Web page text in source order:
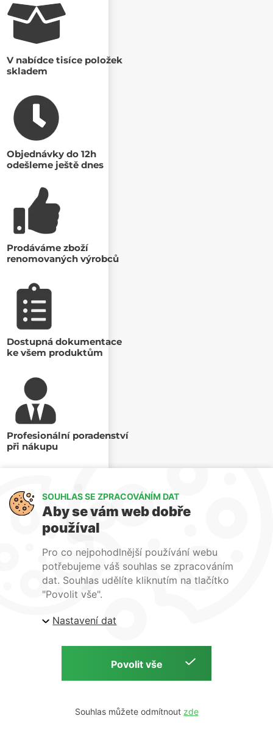
V nabídce tisíce položek
skladem
Objednávky do 12h
odešleme ještě dnes
Prodáváme zboží
renomovaných výrobců
Dostupná dokumentace
ke všem produktům
Profesionální poradenství
při nákupu
Přihlásit se k odběru newsletteru
souhlasím se
Vše o nákupu
Doprava a platba
SOUHLAS SE ZPRACOVÁNÍM DAT
Aby se vám web dobře
používal
Pro co nejpohodlnější používání webu
potřebujeme váš souhlas se zpracováním
dat. Souhlas udělíte kliknutím na tlačítko
"Povolit vše".
Nastavení dat
Souhlas můžete odmítnout